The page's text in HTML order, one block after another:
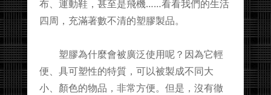
布、運動鞋，甚至是飛機……看看我們的生活
四周，充滿著數不清的塑膠製品。
塑膠為什麼會被廣泛使用呢？因為它輕
便、具可塑性的特質，可以被製成不同大
小、顏色的物品，非常方便。但是，沒有徹